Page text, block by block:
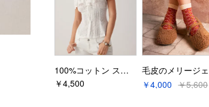
裏地: 裏地なし
丈: ショート
ポケット付き: そうです
シーン: デイリーカジュアル
漂白剤不可
ドライクリーニング可
100%コットン スクエアネック シースルー エンブロイダリーレース ボタンブラウス
￥4,500
￥4,000 ￥5,600